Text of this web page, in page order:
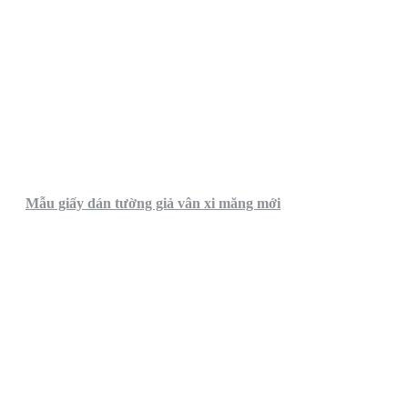
Mẫu giấy dán tường giả vân xi măng mới